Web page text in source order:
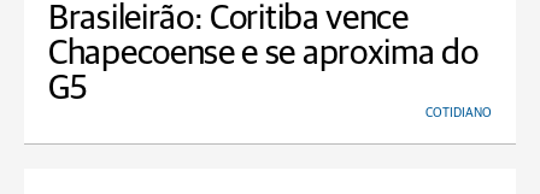
Brasileirão: Coritiba vence
Chapecoense e se aproxima do
G5
COTIDIANO